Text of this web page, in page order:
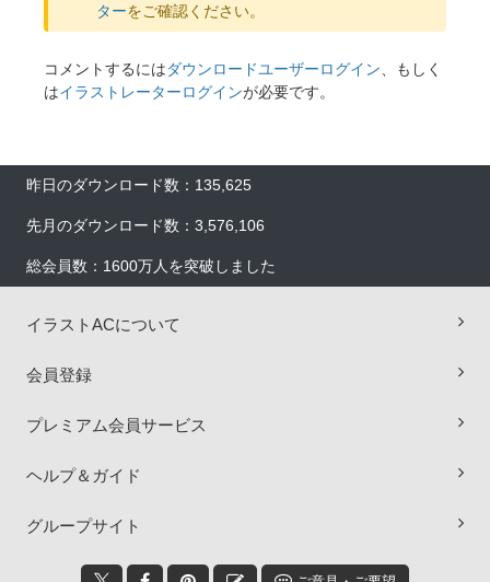
ターをご確認ください。
コメントするにはダウンロードユーザーログイン 、もしく
はイラストレーターログインが必要です。
昨日のダウンロード数：135,625
先月のダウンロード数：3,576,106
総会員数：1600万人を突破しました
イラストACについて
会員登録
プレミアム会員サービス
ヘルプ＆ガイド
グループサイト